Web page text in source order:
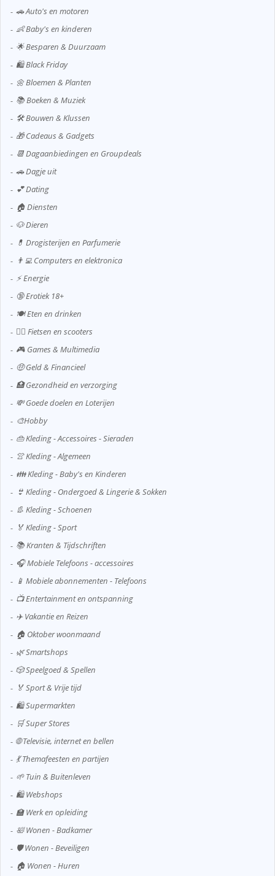
🚗 Auto's en motoren
👶 Baby's en kinderen
🌟 Besparen & Duurzaam
🛍️ Black Friday
🌼 Bloemen & Planten
📚 Boeken & Muziek
🛠️ Bouwen & Klussen
🎁 Cadeaus & Gadgets
📆 Dagaanbiedingen en Groupdeals
🚗 Dagje uit
💕 Dating
🏠 Diensten
🐶 Dieren
💊 Drogisterijen en Parfumerie
👨‍💻 Computers en elektronica
⚡ Energie
🔞 Erotiek 18+
🍽️ Eten en drinken
🚴‍♂️ Fietsen en scooters
🎮 Games & Multimedia
🤑 Geld & Financieel
🏥 Gezondheid en verzorging
💸 Goede doelen en Loterijen
🎨Hobby
👜 Kleding - Accessoires - Sieraden
👚 Kleding - Algemeen
👪 Kleding - Baby's en Kinderen
👙 Kleding - Ondergoed & Lingerie & Sokken
👢 Kleding - Schoenen
🏅 Kleding - Sport
📚 Kranten & Tijdschriften
🎧 Mobiele Telefoons - accessoires
📱 Mobiele abonnementen - Telefoons
📺 Entertainment en ontspanning
✈️ Vakantie en Reizen
🏠 Oktober woonmaand
🌿 Smartshops
🎲 Speelgoed & Spellen
🏅 Sport & Vrije tijd
🛍️ Supermarkten
🛒 Super Stores
🌐 Televisie, internet en bellen
💃 Themafeesten en partijen
🌱 Tuin & Buitenleven
🛍️ Webshops
🏫 Werk en opleiding
🛀 Wonen - Badkamer
🛡️ Wonen - Beveiligen
🏠 Wonen - Huren